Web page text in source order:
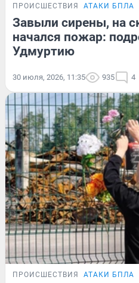
ПРОИСШЕСТВИЯ АТАКИ БПЛА
Завыли сирены, на
начался пожар:
Удмуртию
30 июля, 2026, 11:35 935 4
ПРОИСШЕСТВИЯ АТАКИ БПЛА